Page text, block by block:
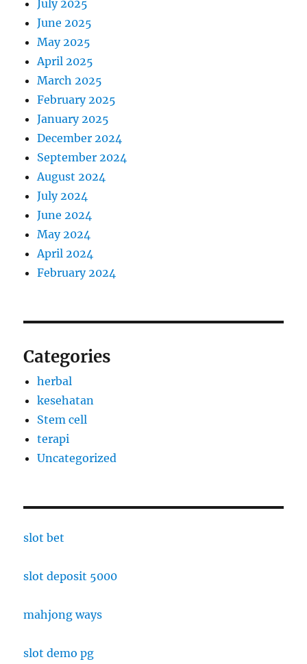
July 2025
June 2025
May 2025
April 2025
March 2025
February 2025
January 2025
December 2024
September 2024
August 2024
July 2024
June 2024
May 2024
April 2024
February 2024
Categories
herbal
kesehatan
Stem cell
terapi
Uncategorized
slot bet
slot deposit 5000
mahjong ways
slot demo pg